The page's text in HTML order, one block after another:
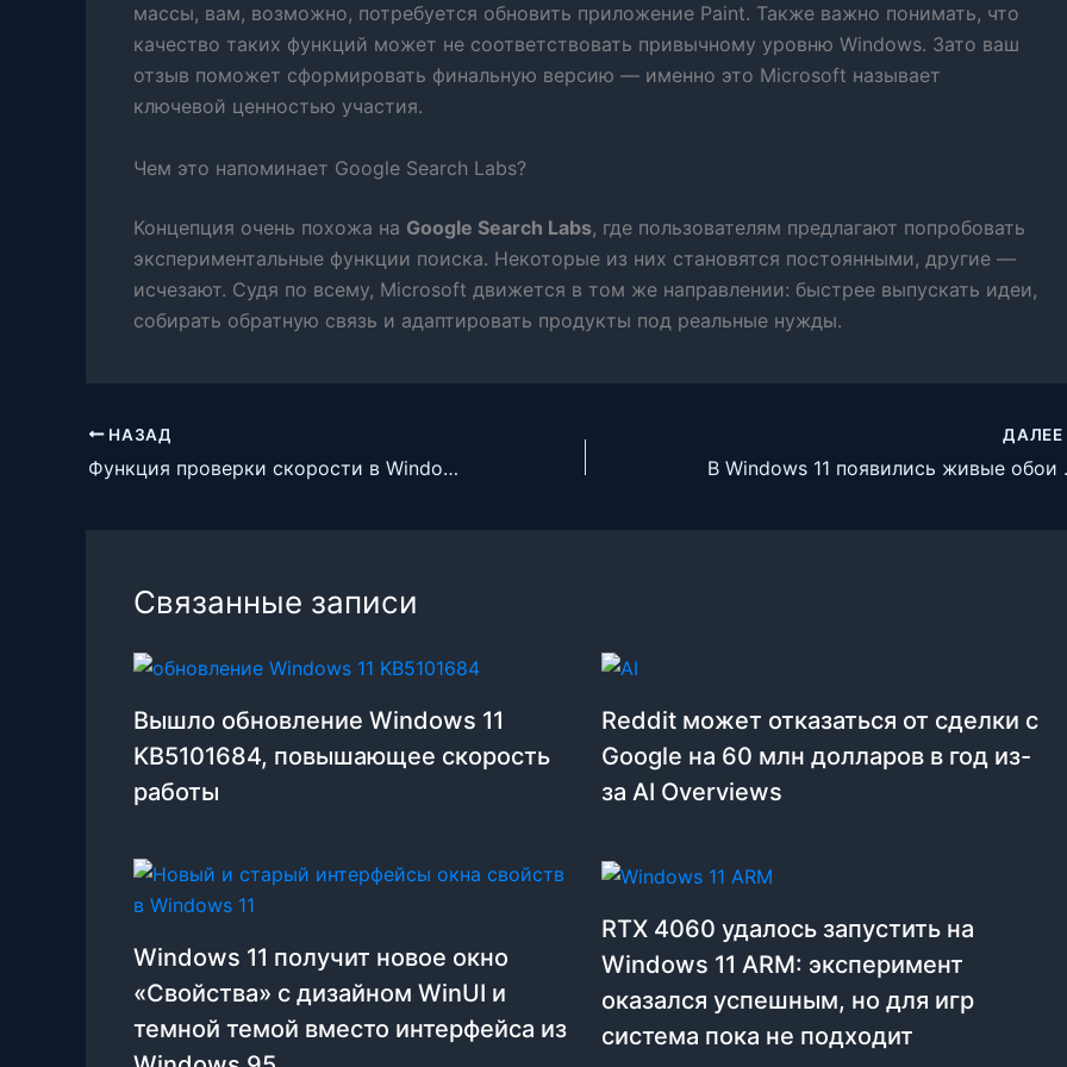
массы, вам, возможно, потребуется обновить приложение Paint. Также важно понимать, что
качество таких функций может не соответствовать привычному уровню Windows. Зато ваш
отзыв поможет сформировать финальную версию — именно это Microsoft называет
ключевой ценностью участия.
Чем это напоминает Google Search Labs?
Концепция очень похожа на Google Search Labs, где пользователям предлагают попробовать
экспериментальные функции поиска. Некоторые из них становятся постоянными, другие —
исчезают. Судя по всему, Microsoft движется в том же направлении: быстрее выпускать идеи,
собирать обратную связь и адаптировать продукты под реальные нужды.
НАЗАД
Функция проверки скорости в Windows 11 — это просто ярлык на Bing
ДАЛЕЕ
В Windows 11
Связанные записи
Вышло обновление Windows 11
KB5101684, повышающее скорость
работы
Reddit может отказаться от сделки с
Google на 60 млн долларов в год из-
за AI Overviews
Windows 11 получит новое окно
«Свойства» с дизайном WinUI и
темной темой вместо интерфейса из
RTX 4060 удалось запустить на
Windows 11 ARM: эксперимент
оказался успешным, но для игр
система пока не подходит